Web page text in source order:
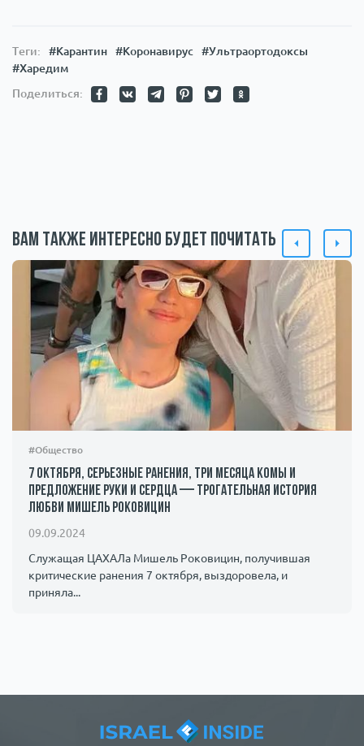
Теги: #Карантин #Коронавирус
#Ультраортодоксы
#Харедим
Поделиться:
Вам также интересно будет почитать
#Общество
7 октября, серьезные ранения, три месяца комы и
предложение руки и сердца — трогательная история
любви Мишель Роковицин
09.09.2024
Служащая ЦАХАЛа Мишель Роковицин, получившая
критические ранения 7 октября, выздоровела, и
приняла...